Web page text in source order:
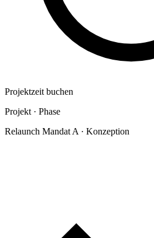
Projektzeit buchen
Projekt · Phase
Relaunch Mandat A · Konzeption